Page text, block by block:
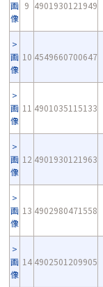
画
像
9 4901930121949
画
像
10 4549660700647
画
像
11 4901035115133
画
像
12 4901930121963
画
像
13 4902980471558
画
像
14 4902501209905